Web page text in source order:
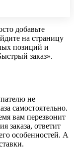
добавьте
на страницу
позиций и
заказ».
не
самостоятельно.
вам перезвонит
заказа, ответит
особенностей. А